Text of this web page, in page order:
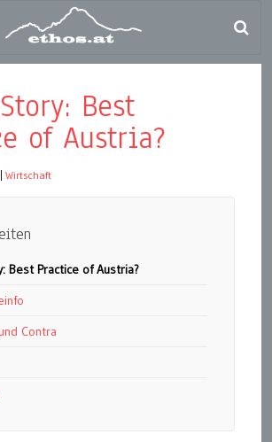
Best
of Austria?
Wirtschaft
Best Practice of Austria?
Contra